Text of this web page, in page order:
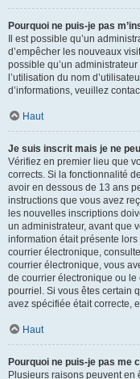
Pourquoi ne puis-je pas
Il est possible qu’un
d’empêcher les nouveaux
possible qu’un
l’utilisation du nom
d’informations, veuillez
Haut
Je suis inscrit mais je ne
Vérifiez en premier lieu que
corrects. Si la fonctionnalité
avoir en dessous de 13 ans
instructions que vous avez
les nouvelles inscriptions
un administrateur, avant que
information était présente
courrier électronique,
courrier électronique, vous
de courrier électronique ou
pourriel. Si vous êtes certain
avez spécifiée était correcte,
Haut
Pourquoi ne puis-je pas me
Plusieurs raisons peuvent en